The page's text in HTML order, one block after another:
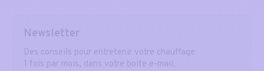
Newsletter
Des conseils pour entretenir votre chauffage
1 fois par mois, dans votre boite e-mail.